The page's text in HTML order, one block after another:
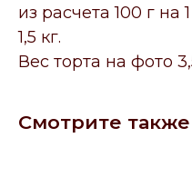
из расчета 100 г на
1,5 кг.
Вес торта на фото
Смотрите также